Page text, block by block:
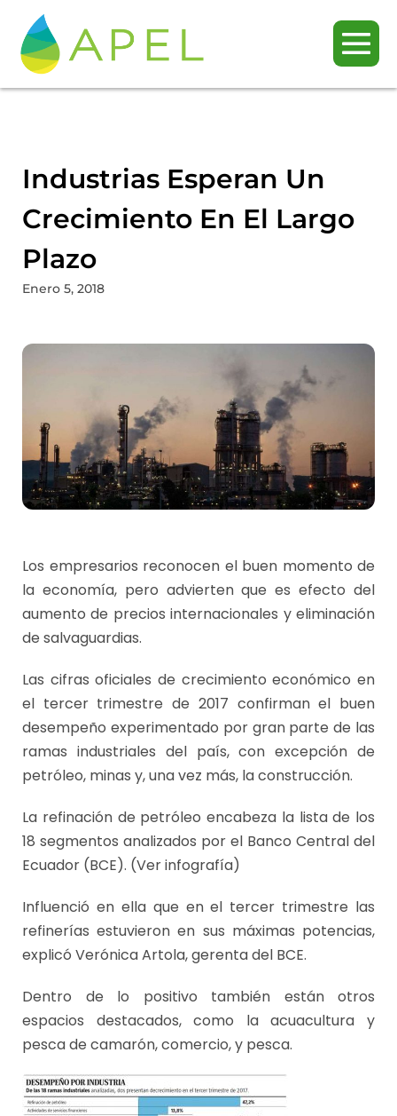
Industrias Esperan Un
Crecimiento En El Largo
Plazo
Enero 5, 2018
Los empresarios reconocen el buen momento de
la economía, pero advierten que es efecto del
aumento de precios internacionales y eliminación
de salvaguardias.
Las cifras oficiales de crecimiento económico en
el tercer trimestre de 2017 confirman el buen
desempeño experimentado por gran parte de las
ramas industriales del país, con excepción de
petróleo, minas y, una vez más, la construcción.
La refinación de petróleo encabeza la lista de los
18 segmentos analizados por el Banco Central del
Ecuador (BCE). (Ver infografía)
Influenció en ella que en el tercer trimestre las
refinerías estuvieron en sus máximas potencias,
explicó Verónica Artola, gerenta del BCE.
Dentro de lo positivo también están otros
espacios destacados, como la acuacultura y
pesca de camarón, comercio, y pesca.